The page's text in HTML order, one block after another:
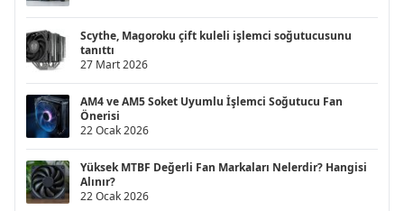
Scythe, Magoroku çift kuleli işlemci soğutucusunu
tanıttı
27 Mart 2026
AM4 ve AM5 Soket Uyumlu İşlemci Soğutucu Fan
Önerisi
22 Ocak 2026
Yüksek MTBF Değerli Fan Markaları Nelerdir? Hangisi
Alınır?
22 Ocak 2026